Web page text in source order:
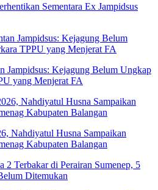
Sementara Ex Jampidsus
Jampidsus: Kejagung Belum Ungkap
yang Menjerat FA
Nahdiyatul Husna Sampaikan
Kabupaten Balangan